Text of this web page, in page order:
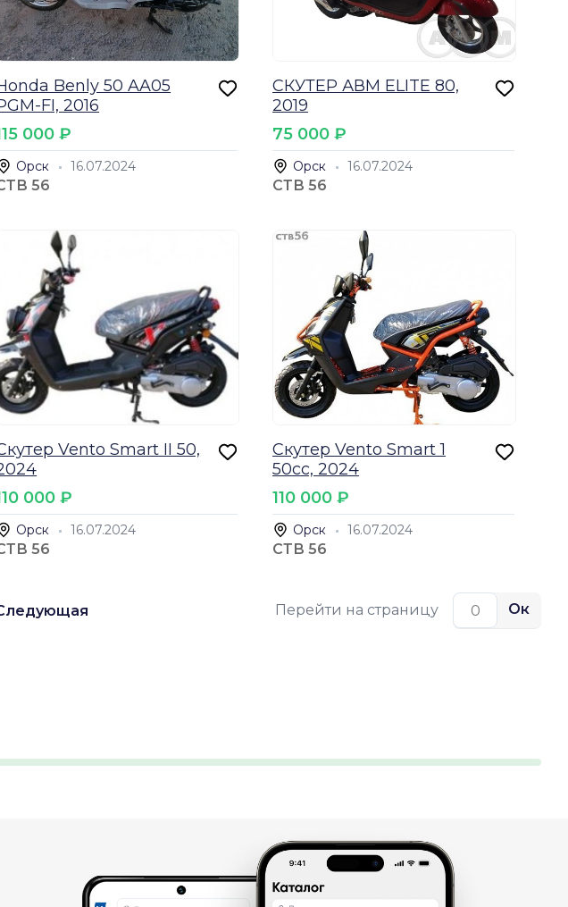
Benly 50 AA05
FI, 2016
000 ₽
Орск 16.07.2024
56
СКУТЕР АВМ ELITE 80,
2019
75 000 ₽
Орск 16.07.2024
СТВ 56
Vento Smart II 50,
000 ₽
Орск 16.07.2024
56
Скутер Vento Smart 1
50cc, 2024
110 000 ₽
Орск 16.07.2024
СТВ 56
Перейти на страницу Ок